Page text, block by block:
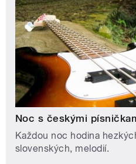
Noc s českými
Každou noc hodina
slovenských, melodií.